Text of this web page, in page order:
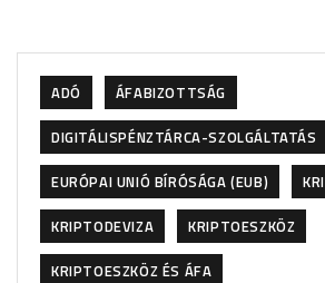
ADÓ
ÁFABIZOTTSÁG
DIGITÁLISPÉNZTÁRCA-SZOLGÁLTATÁS
EURÓPAI UNIÓ BÍRÓSÁGA (EUB)
KRIPTODEVIZA
KRIPTOESZKÖZ
KRIPTOESZKÖZ ÉS ÁFA